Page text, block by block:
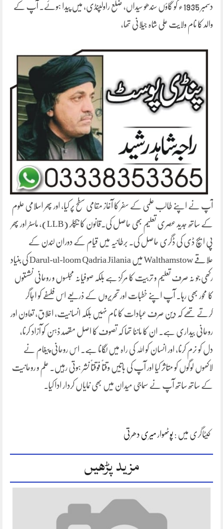
دسمبر 1935ء کو گاؤں سندھو سیداں، ضلع راولپنڈی، میں پیدا ہوئے۔ آپ کے
والد کا نام ولایت علی شاہ جیلانی تھا،
آپ نے اپنے طالب علمی کے سفر کا آغاز مقامی سطح پر کیا، اور پھر اسلامی علوم
کے ساتھ جدید عصری تعلیم بھی حاصل کی۔قانون کا بیچلر (LLB)، ماسٹر اور پھر
پی ایچ ڈی کی ڈگری حاصل کی۔ برطانیہ میں قیام کے دوران لندن کے
علاقے Walthamstow میں Darul‑ul‑loom Qadria Jilania کی بنیاد
رکھی جو نہ صرف تعلیم و تربیت کا مرکز ہے بلکہ صوفیانہ مجلسوں و روحانی نشستوں
کا محور بھی رہا۔ آپ اپنے خطبات اور تحریروں کے ذریعے اس فلسفے کو اجاگر
کرتے تھے کہ دین صرف عبادات کا نام نہیں بلکہ انسانیت، اخلاق، تعاون اور
روحانی بیداری ہے۔ ان کا ماننا تھا کہ تصوف کا اصل مقصد ذہن کو آزاد کرنا،
دل کو نرم کرنا، اور انسان کو اللہ کی راہ میں لگانا ہے۔ اس روحانی پیغام نے
لاکھوں لوگوں کو متاثر کیا اور آپ کی باتیں وقتاً فوقتاً نشر ہوتی رہیں۔ علم و روحانیت
کے ساتھ ساتھ آپ نے سماجی میدان میں بھی نمایاں کردار ادا کیا۔
کیٹاگری میں :پوٹھوار میری دھرتی
مزید پڑھیں